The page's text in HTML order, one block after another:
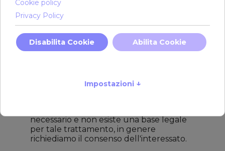
Siamo molto lieti che tu abbia mostrato
interesse per la nostra azienda. La
protezione dei dati è particolarmente
importante per la gestione di Due Elle
Srls. L'uso delle pagine Internet di Due
Elle Srls è possibile senza alcuna
utilizzare servizi aziendali speciali tramite
il nostro sito Web, potrebbe essere
necessario e non esiste una base legale
per tale trattamento, in genere
richiediamo il consenso dell'interessato.